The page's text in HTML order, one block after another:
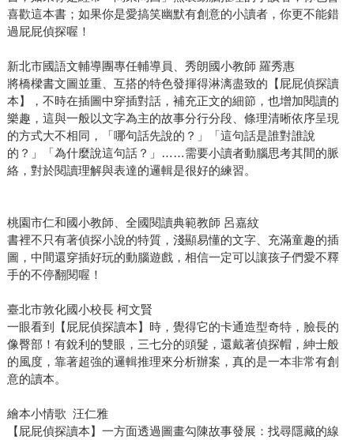
喜歡這本書；如果你是愛搞笑幽默有創意的小讀者，你更不能錯
過屁屁偵探喔！
新北市國語文輔導團專任輔導員、秀朗國小教師 羅秀惠
將橋樑書文圖並重、互搭的特色發揮得淋漓盡致的【屁屁偵探讀
本】，不時在插圖中穿插對話，補充正文的細節，也增加閱讀的
樂趣，這與一般以文字為主的故事分行分段、條理清晰依序呈現
的方式大不相同，「哪句話先說的？」「這句話是誰對誰說
的？」「為什麼說這句話？」……需要小讀者動腦思考其間的脈
絡，對於閱讀理解與表達的邏輯是很好的練習。
桃園市仁和國小教師、全國閱讀典範教師 呂嘉紋
書裡不只有著偵探小說的特質，淺顯易懂的文字、充滿童趣的插
圖，中間還穿插好玩的動腦遊戲，相信一定可以讓孩子們愛不釋
手的不停翻閱喔！
臺北市敦化國小校長 柯文賢
一眼看到【屁屁偵探讀本】時，覺得它的卡通造型奇特，臉長的
像臀部！有銳利的雙眼，三七分的頭髮，還戴著偵探帽，紳士般
的風度，靠著超強的邏輯推理來分析辦案，真的是一本非常有創
意的讀本。
繪本小情歌 汪仁雅
【屁屁偵探讀本】一方面透過圖畫勾陳故事發展：找尋隱藏的線